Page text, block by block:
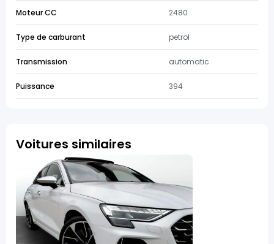
Moteur CC 2480
Type de carburant petrol
Transmission automatic
Puissance 394
Voitures similaires